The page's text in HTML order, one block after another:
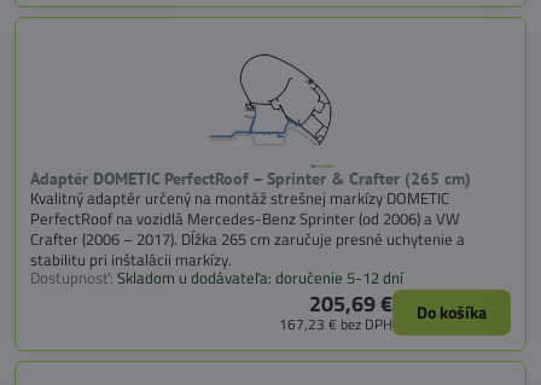
Adaptér DOMETIC PerfectRoof – Sprinter & Crafter (265 cm)
Kvalitný adaptér určený na montáž strešnej markízy DOMETIC
PerfectRoof na vozidlá Mercedes-Benz Sprinter (od 2006) a VW
Crafter (2006 – 2017). Dĺžka 265 cm zaručuje presné uchytenie a
stabilitu pri inštalácii markízy.
Dostupnosť: Skladom u dodávateľa: doručenie 5-12 dní
205,69 €
167,23 € bez DPH Do košíka